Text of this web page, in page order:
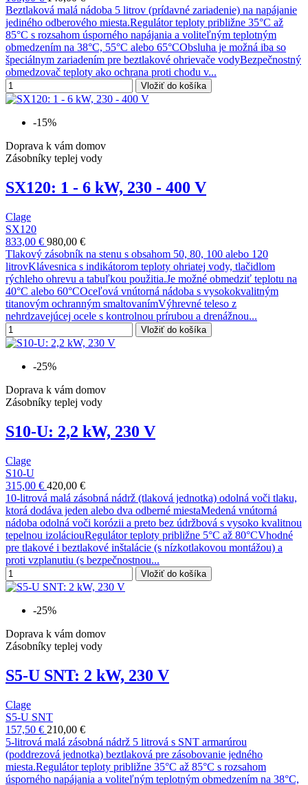
Beztlaková malá nádoba 5 litrov (prídavné zariadenie) na napájanie
jediného odberového miesta.Regulátor teploty približne 35°C až
85°C s rozsahom úsporného napájania a voliteľným teplotným
obmedzením na 38°C, 55°C alebo 65°CObsluha je možná iba so
špeciálnym zariadením pre beztlakové ohrievače vodyBezpečnostný
obmedzovač teploty ako ochrana proti chodu v...
Vložiť do košíka
-15%
Doprava k vám domov
Zásobníky teplej vody
SX120: 1 - 6 kW, 230 - 400 V
Clage
SX120
833,00 € 980,00 €
Tlakový zásobník na stenu s obsahom 50, 80, 100 alebo 120
litrovKlávesnica s indikátorom teploty ohriatej vody, tlačidlom
rýchleho ohrevu a tabuľkou použitia.Je možné obmedziť teplotu na
40°C alebo 60°COceľová vnútorná nádoba s vysokokvalitným
titanovým ochranným smaltovanímVýhrevné teleso z
nehrdzavejúcej ocele s kontrolnou prírubou a drenážnou...
Vložiť do košíka
-25%
Doprava k vám domov
Zásobníky teplej vody
S10-U: 2,2 kW, 230 V
Clage
S10-U
315,00 € 420,00 €
10-litrová malá zásobná nádrž (tlaková jednotka) odolná voči tlaku,
ktorá dodáva jeden alebo dva odberné miestaMedená vnútorná
nádoba odolná voči korózii a preto bez údržbová s vysoko kvalitnou
tepelnou izoláciouRegulátor teploty približne 5°C až 80°CVhodné
pre tlakové i beztlakové inštalácie (s nízkotlakovou montážou) a
proti vzplanutiu (s bezpečnostnou...
Vložiť do košíka
-25%
Doprava k vám domov
Zásobníky teplej vody
S5-U SNT: 2 kW, 230 V
Clage
S5-U SNT
157,50 € 210,00 €
5-litrová malá zásobná nádrž 5 litrová s SNT armarúrou
(poddrezová jednotka) beztlaková pre zásobovanie jedného
miesta.Regulátor teploty približne 35°C až 85°C s rozsahom
úsporného napájania a voliteľným teplotným obmedzením na 38°C,